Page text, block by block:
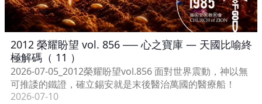
2012 榮耀盼望 vol. 856 ── 心之寶庫 — 天國比喻終
極解碼（ 11 ）
2026-07-05_2012榮耀盼望vol.856 面對世界震動，神以無
可推諉的鐵證，確立錫安就是末後醫治萬國的醫療船！
2026-07-10